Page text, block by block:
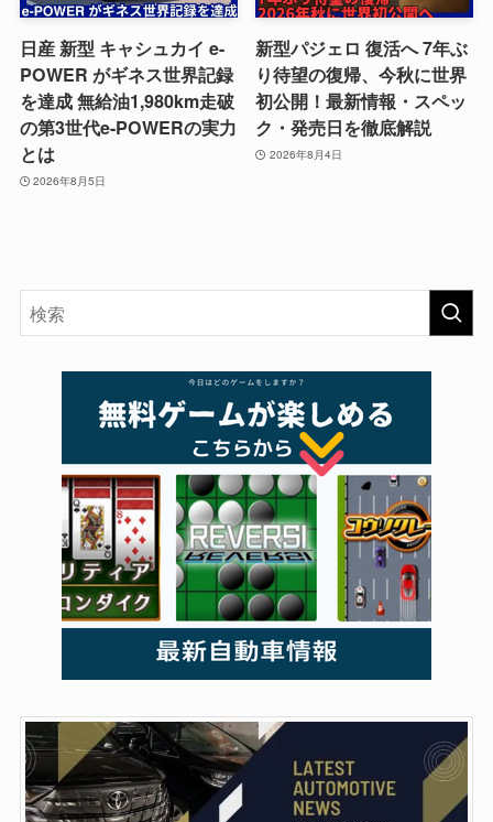
日産 新型 キャシュカイ e-
POWER がギネス世界記録
を達成 無給油1,980km走破
の第3世代e-POWERの実力
とは
2026年8月5日
新型パジェロ 復活へ 7年ぶ
り待望の復帰、今秋に世界
初公開！最新情報・スペッ
ク・発売日を徹底解説
2026年8月4日